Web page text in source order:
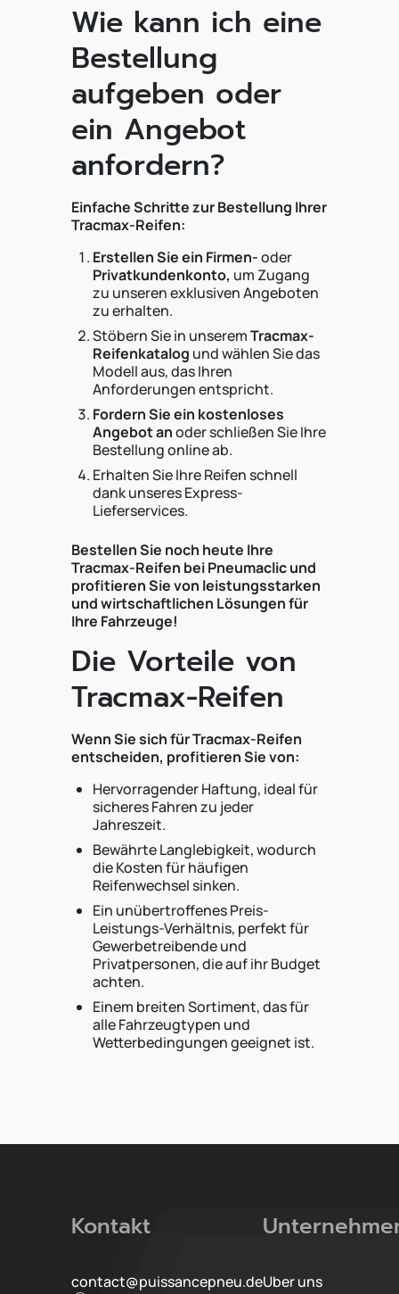
Wie kann ich eine
Bestellung
aufgeben oder
ein Angebot
anfordern?
Einfache Schritte zur Bestellung Ihrer
Tracmax-Reifen:
Erstellen Sie ein Firmen-oder
Privatkundenkonto, um Zugang
zu unseren exklusiven Angeboten
zu erhalten.
Stöbern Sie in unseremTracmax-
Reifenkatalog und wählen Sie das
Modell aus, das Ihren
Anforderungen entspricht.
Fordern Sie ein kostenloses
Angebot anoder schließen Sie Ihre
Bestellung online ab.
Erhalten Sie Ihre Reifen schnell
dank unseres Express-
Lieferservices.
Bestellen Sie noch heute Ihre
Tracmax-Reifen bei Pneumaclic und
profitieren Sie von leistungsstarken
und wirtschaftlichen Lösungen für
Ihre Fahrzeuge!
Die Vorteile von
Tracmax-Reifen
Wenn Sie sich für Tracmax-Reifen
entscheiden, profitieren Sie von:
Hervorragender Haftung, ideal für
sicheres Fahren zu jeder
Jahreszeit.
Bewährte Langlebigkeit, wodurch
die Kosten für häufigen
Reifenwechsel sinken.
Ein unübertroffenes Preis-
Leistungs-Verhältnis, perfekt für
Gewerbetreibende und
Privatpersonen, die auf ihr Budget
achten.
Einem breiten Sortiment, das für
alle Fahrzeugtypen und
Wetterbedingungen geeignet ist.
Kontakt
contact@puissancepneu.deUber uns